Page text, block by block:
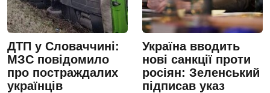
ДТП у Словаччині:
МЗС повідомило
про постраждалих
українців
Україна вводить
нові санкції проти
росіян: Зеленський
підписав указ